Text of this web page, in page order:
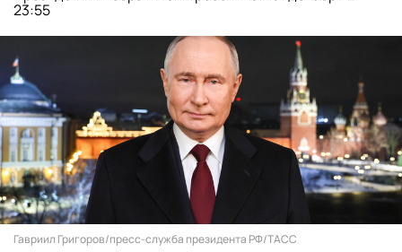
23:55
Гавриил Григоров/пресс-служба президента РФ/ТАСС